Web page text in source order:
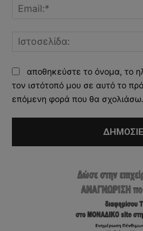
αποθηκεύστε το όνομα, το
τον ιστότοπό μου σε αυτό το
επόμενη φορά που θα σχολιάσω.